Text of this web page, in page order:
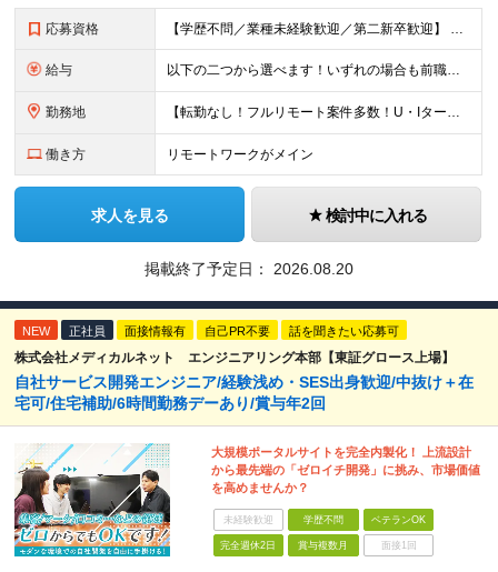
応募資格 【学歴不問／業種未経験歓迎／第二新卒歓迎】 ■IT・システムエンジニアの実務経験をお持ちの方※工程や使用言語、経験年数は不問 ◎転職回数は不問 ＼下記のような方にオススメ／ ・安定した収入を得たい方
給与 以下の二つから選べます！いずれの場合も前職の給与を考盛し給与シミュレーションを作成します。 【プロセス型（コツコツ給与を上げたい方向け）】 ■月給25万円～50万円 ※年齢や社歴、仕事の取り組み姿勢
勤務地 【転勤なし！フルリモート案件多数！U・Iターン歓迎】 一都三県を中心に豊富な案件を保有しております！ 東京・愛知・大阪・広島・福岡・新潟の 各プロジェクト先または自社拠点 ※勤務地は希望を考慮します
働き方 リモートワークがメイン
求人を見る 検討中に入れる
掲載終了予定日： 2026.08.20
NEW 正社員 面接情報有 自己PR不要 話を聞きたい応募可
株式会社メディカルネット エンジニアリング本部【東証グロース上場】
自社サービス開発エンジニア/経験浅め・SES出身歓迎/中抜け＋在
宅可/住宅補助/6時間勤務デーあり/賞与年2回
大規模ポータルサイトを完全内製化！ 上流設計
から最先端の「ゼロイチ開発」に挑み、市場価値
を高めませんか？
未経験歓迎 学歴不問 ベテランOK
完全週休2日 賞与複数月 面接1回